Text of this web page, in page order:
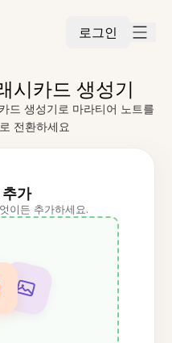
로그인
시카드 생성기
드 생성기로 마라티어 노트를
전환하세요
가
이든 추가하세요.